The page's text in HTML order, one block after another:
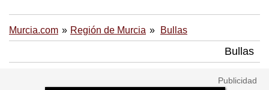
Murcia.com Región de Murcia Bullas
Bullas